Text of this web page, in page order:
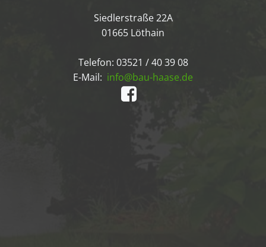
Siedlerstraße 22A
01665 Löthain
Telefon: 03521 / 40 39 08
E-Mail: info@bau-haase.de